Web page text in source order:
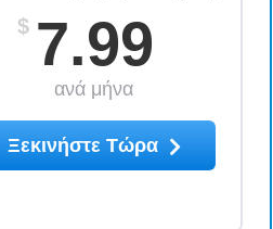
$ 7.99
ανά μήνα
Ξεκινήστε Τώρα